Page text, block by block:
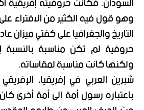
وهو قول فيه الكثير من الافتراء
التاريخ والجغرافيا على كفتي ميزان
حروفية لم تكن مناسبة بالنسبة
ولكنها كانت مناسبة لمقاساته.
شبرين العربي في إفريقيا،
باعتباره رسول أمة إلى أمة أخرى